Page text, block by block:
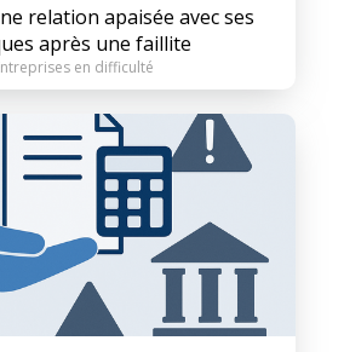
relation apaisée avec ses
après une faillite
en difficulté